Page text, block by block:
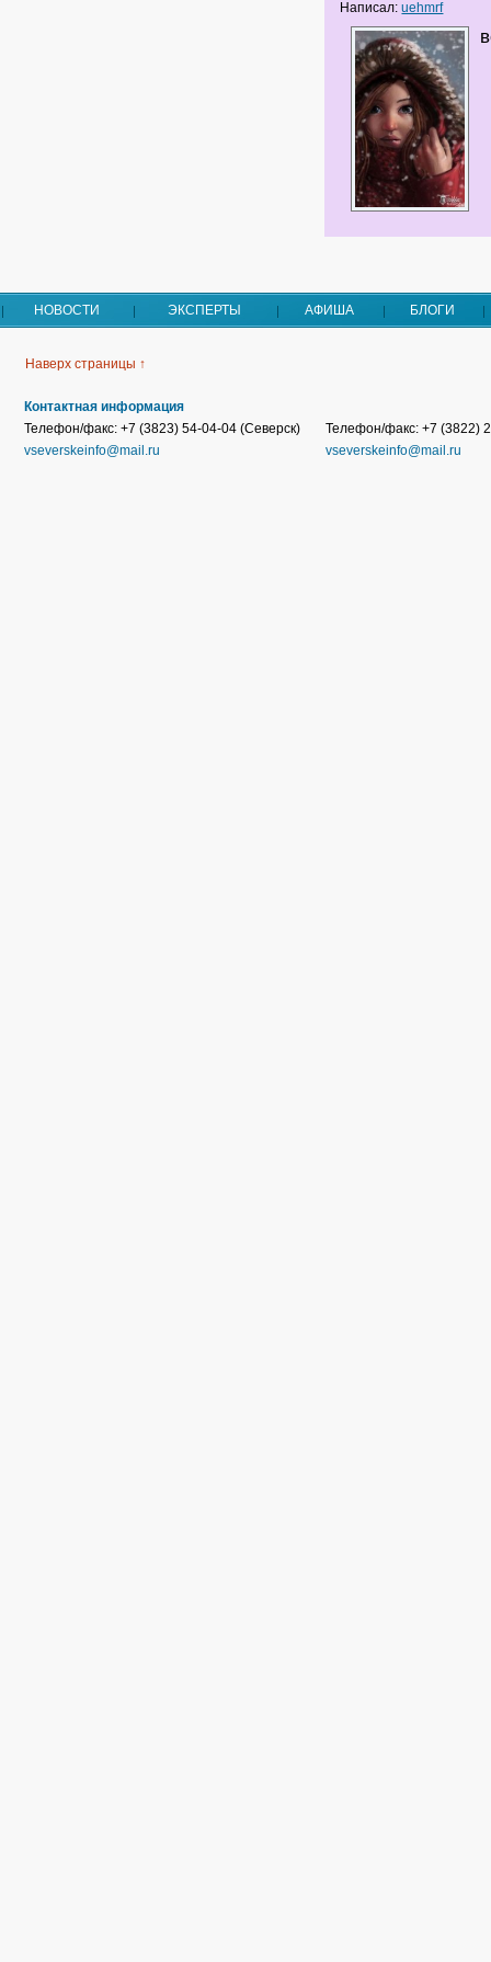
Написал:uehmrf
НОВОСТИ ЭКСПЕРТЫ АФИША БЛОГИ
Наверх страницы ↑
Контактная информация
Телефон/факс: +7 (3823) 54-04-04 (Северск)
vseverskeinfo@mail.ru
Телефон/факс: +7 (3822)
vseverskeinfo@mail.ru